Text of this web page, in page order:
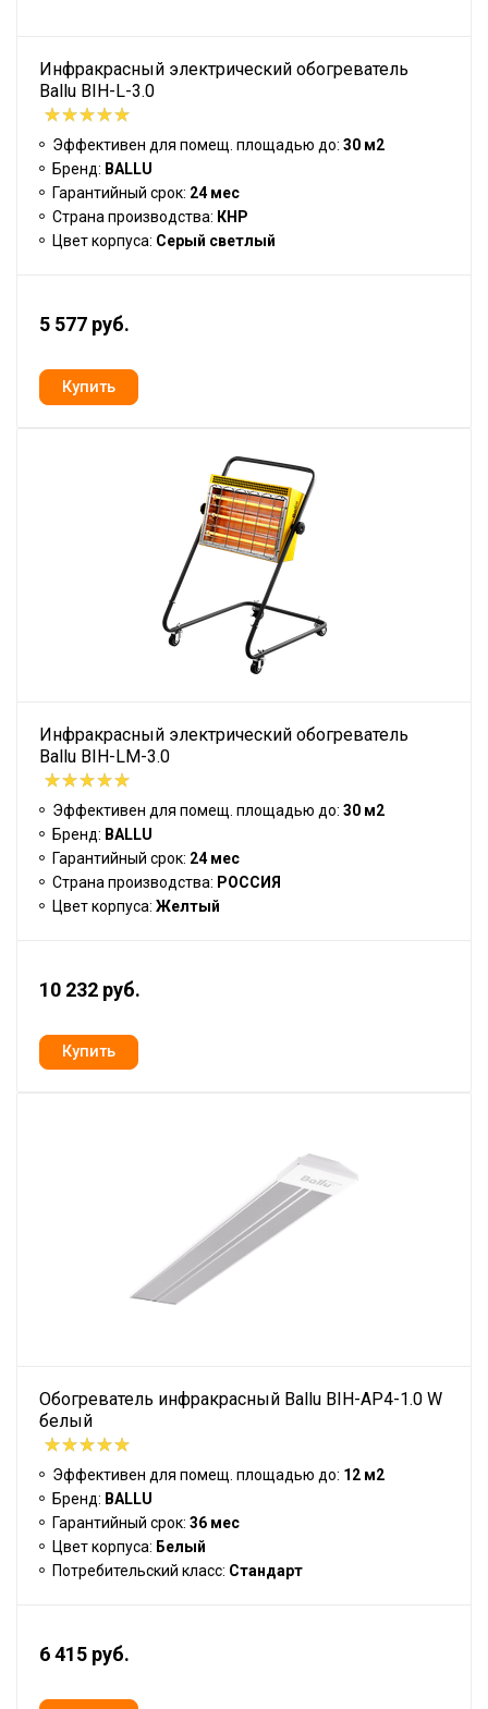
Инфракрасный электрический обогреватель
Ballu BIH-L-3.0
Эффективен для помещ. площадью до: 30 м2
Бренд: BALLU
Гарантийный срок: 24 мес
Страна производства: КНР
Цвет корпуса: Серый светлый
5 577 руб.
Инфракрасный электрический обогреватель
Ballu BIH-LM-3.0
Эффективен для помещ. площадью до: 30 м2
Бренд: BALLU
Гарантийный срок: 24 мес
Страна производства: РОССИЯ
Цвет корпуса: Желтый
10 232 руб.
Обогреватель инфракрасный Ballu BIH-AP4-1.0 W
белый
Эффективен для помещ. площадью до: 12 м2
Бренд: BALLU
Гарантийный срок: 36 мес
Цвет корпуса: Белый
Потребительский класс: Стандарт
6 415 руб.